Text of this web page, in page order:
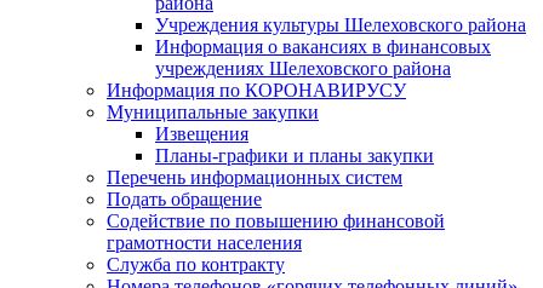
Учреждения культуры Шелеховского района
Информация о вакансиях в финансовых
учреждениях Шелеховского района
Информация по КОРОНАВИРУСУ
Муниципальные закупки
Извещения
Планы-графики и планы закупки
Перечень информационных систем
Подать обращение
Содействие по повышению финансовой
грамотности населения
Служба по контракту